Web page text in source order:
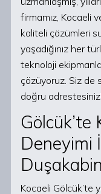
firmamız, Kocaeli
kaliteli çözümleri
yaşadığınız her
teknoloji
çözüyoruz. Siz de
doğru adrestesiniz!
Gölcük’te
Deneyimi
Kocaeli Gölcük’te